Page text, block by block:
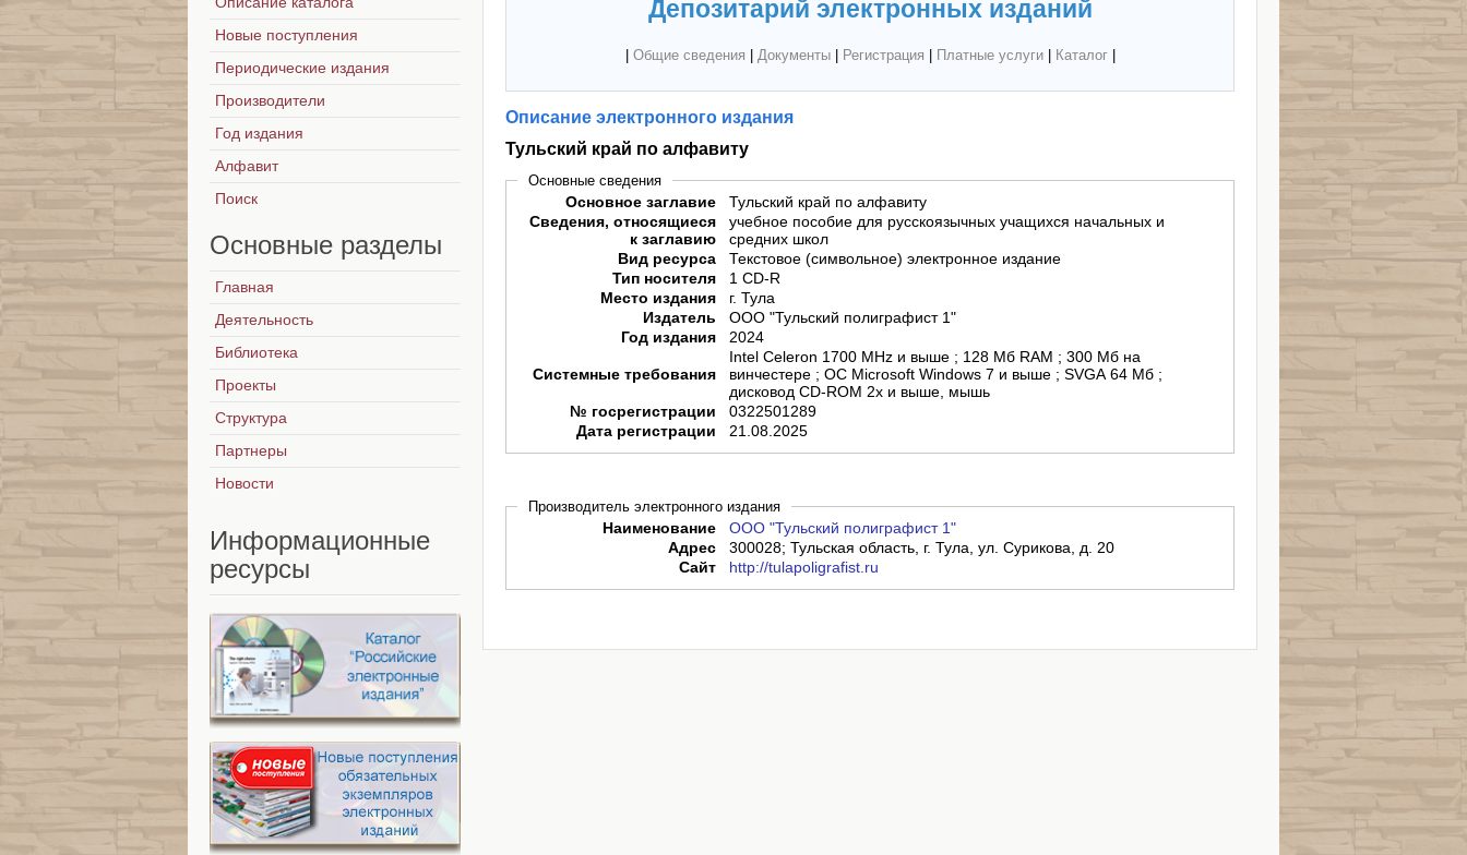
Депозитарий электронных изданий
Общие сведения Документы| Регистрация Платные услуги| Каталог|
Описание электронного издания
Тульский край по алфавиту
Основные сведения
Основное заглавие
Тульский край по алфавиту
Сведения, относящиеся
к заглавию
учебное пособие для русскоязычных учащихся начальных и
средних школ
Вид ресурса
Текстовое (символьное) электронное издание
Тип носителя
1 CD-R
Место издания
г. Тула
Издатель
ООО "Тульский полиграфист 1"
Год издания
2024
Системные требования
Intel Celeron 1700 MHz и выше ; 128 Мб RAM ; 300 Мб на
винчестере ; ОС Microsoft Windows 7 и выше ; SVGA 64 Мб ;
дисковод CD-ROM 2x и выше, мышь
№ госрегистрации
0322501289
Дата регистрации
21.08.2025
Производитель электронного издания
Наименование
ООО "Тульский полиграфист 1"
Адрес
300028; Тульская область, г. Тула, ул. Сурикова, д. 20
Сайт
http://tulapoligrafist.ru
Новые поступления
Периодические издания
Производители
Год издания
Алфавит
Поиск
Основные разделы
Главная
Деятельность
Библиотека
Проекты
Структура
Партнеры
Новости
Информационные
ресурсы